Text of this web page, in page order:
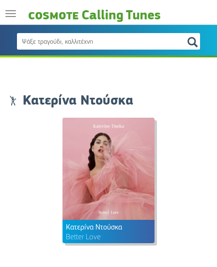
Κατερίνα Ντούσκα
Κατερίνα Ντούσκα
Better Love